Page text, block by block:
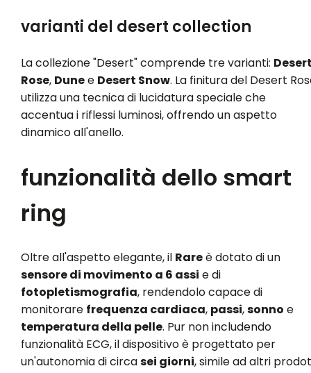
varianti del desert collection
La collezione "Desert" comprende tre varianti:
Rose, Dunee Desert Snow. La finitura del Desert
utilizza una tecnica di lucidatura speciale che
accentua i riflessi luminosi, offrendo un aspetto
dinamico all'anello.
funzionalità dello smart
ring
Oltre all'aspetto elegante, il Rareè dotato di un
sensore di movimento a 6 assi e di
fotopletismografia, rendendolo capace di
monitorare frequenza cardiaca, passi,sonno e
temperatura della pelle. Pur non includendo
funzionalità ECG, il dispositivo è progettato per
un'autonomia di circasei giorni, simile ad altri